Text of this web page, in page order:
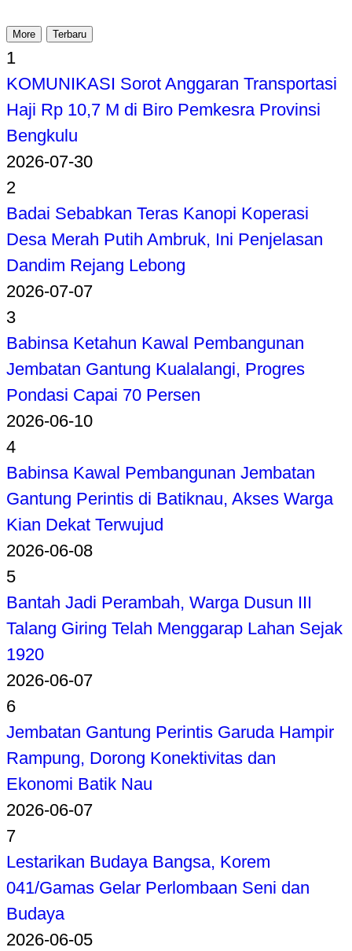
More Terbaru
1
KOMUNIKASI Sorot Anggaran Transportasi
Haji Rp 10,7 M di Biro Pemkesra Provinsi
Bengkulu
2026-07-30
2
Badai Sebabkan Teras Kanopi Koperasi
Desa Merah Putih Ambruk, Ini Penjelasan
Dandim Rejang Lebong
2026-07-07
3
Babinsa Ketahun Kawal Pembangunan
Jembatan Gantung Kualalangi, Progres
Pondasi Capai 70 Persen
2026-06-10
4
Babinsa Kawal Pembangunan Jembatan
Gantung Perintis di Batiknau, Akses Warga
Kian Dekat Terwujud
2026-06-08
5
Bantah Jadi Perambah, Warga Dusun III
Talang Giring Telah Menggarap Lahan Sejak
1920
2026-06-07
6
Jembatan Gantung Perintis Garuda Hampir
Rampung, Dorong Konektivitas dan
Ekonomi Batik Nau
2026-06-07
7
Lestarikan Budaya Bangsa, Korem
041/Gamas Gelar Perlombaan Seni dan
Budaya
2026-06-05